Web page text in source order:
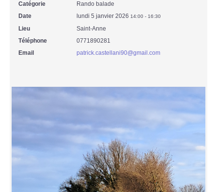
Catégorie
Rando balade
Date
lundi 5 janvier 2026 14:00 - 16:30
Lieu
Saint-Anne
Téléphone
0771890281
Email
patrick.castellani90@gmail.com